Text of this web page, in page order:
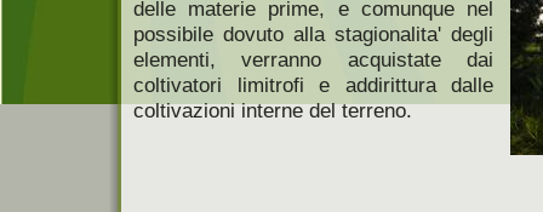
delle materie prime, e comunque nel
possibile dovuto alla stagionalita' degli
elementi, verranno acquistate dai
coltivatori limitrofi e addirittura dalle
coltivazioni interne del terreno.